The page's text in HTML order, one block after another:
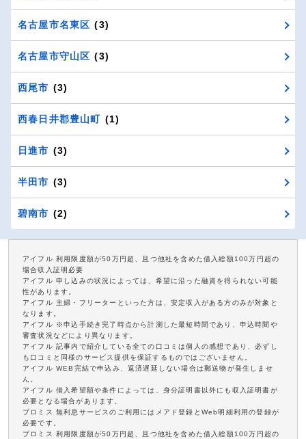
名古屋市名東区 (3)
名古屋市守山区 (3)
西尾市 (3)
西春日井郡豊山町 (1)
日進市 (3)
半田市 (3)
碧南市 (2)
アイフル 利用限度額が50万円超、且つ他社を含めた借入総額100万円超の
場合収入証明必要
アイフル 申し込みの状況によっては、希望に沿った融資を得られない可能
性があります。
アイフル 主婦・フリーターといった方は、安定収入がある方のみが対象と
なります。
アイフル ※申込手続き完了時点から計測した最短時間であり、申込時間や
審査状況などにより異なります。
アイフル 記事内で紹介している全ての口コミは個人の感想であり、必ずし
も口コミと同様のサービス提供を保証するものではございません。
アイフル WEB完結で申込み、返済遅延しない場合は郵送物が発生しませ
ん。
アイフル 借入希望額や条件によっては、身分証明書以外にも収入証明書が
必要となる場合があります。
プロミス 無利息サービスのご利用にはメアド登録とWeb明細利用の登録が
必要です。
プロミス 利用限度額が50万円超、且つ他社を含めた借入総額100万円超の